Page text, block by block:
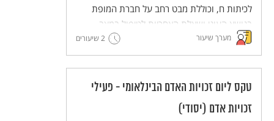
לכיתות ח, וכוללת מבט רחב על חברת המופת
בנושא העוני ושאלת האחריות לטיפול במצב.
מערך שיעור 2 שיעורים
טקס ליום זכויות האדם הבינלאומי - פעילי
זכויות אדם (יסודי)